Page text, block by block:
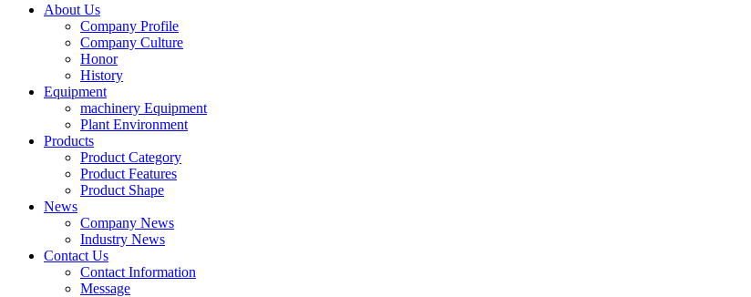
About Us
Company Profile
Company Culture
Honor
History
Equipment
machinery Equipment
Plant Environment
Products
Product Category
Product Features
Product Shape
News
Company News
Industry News
Contact Us
Contact Information
Message